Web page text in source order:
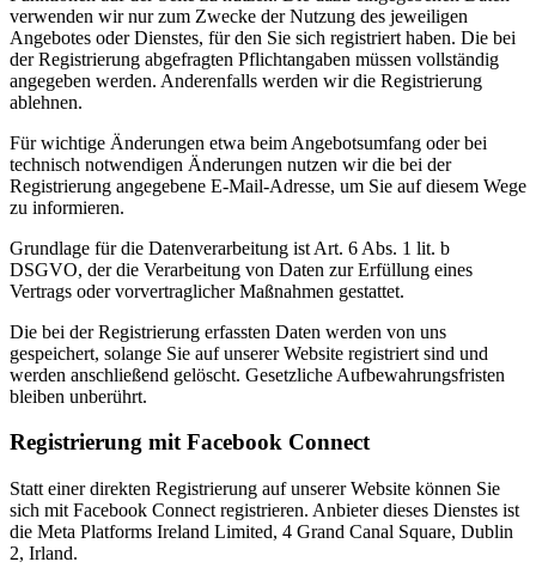
verwenden wir nur zum Zwecke der Nutzung des jeweiligen
Angebotes oder Dienstes, für den Sie sich registriert haben. Die bei
der Registrierung abgefragten Pflichtangaben müssen vollständig
angegeben werden. Anderenfalls werden wir die Registrierung
ablehnen.
Für wichtige Änderungen etwa beim Angebotsumfang oder bei
technisch notwendigen Änderungen nutzen wir die bei der
Registrierung angegebene E-Mail-Adresse, um Sie auf diesem Wege
zu informieren.
Grundlage für die Datenverarbeitung ist Art. 6 Abs. 1 lit. b
DSGVO, der die Verarbeitung von Daten zur Erfüllung eines
Vertrags oder vorvertraglicher Maßnahmen gestattet.
Die bei der Registrierung erfassten Daten werden von uns
gespeichert, solange Sie auf unserer Website registriert sind und
werden anschließend gelöscht. Gesetzliche Aufbewahrungsfristen
bleiben unberührt.
Registrierung mit Facebook Connect
Statt einer direkten Registrierung auf unserer Website können Sie
sich mit Facebook Connect registrieren. Anbieter dieses Dienstes ist
die Meta Platforms Ireland Limited, 4 Grand Canal Square, Dublin
2, Irland.